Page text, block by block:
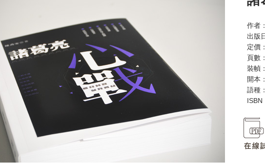
作者
出版
定價
頁數
裝幀
開本
語種
ISBN